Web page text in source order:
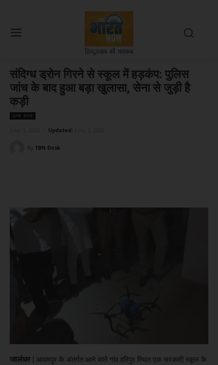
संदिग्ध ड्रोन गिरने से स्कूल में हड़कंप: पुलिस
जांच के बाद हुआ बड़ा खुलासा, सेना से जुड़ी है
कड़ी
अन्य राज्य
Updated:
By TBN Desk
जालंधर | आदमपुर के अंतर्गत आने वाले गांव हरिपुर स्थित एक सरकारी स्कूल के